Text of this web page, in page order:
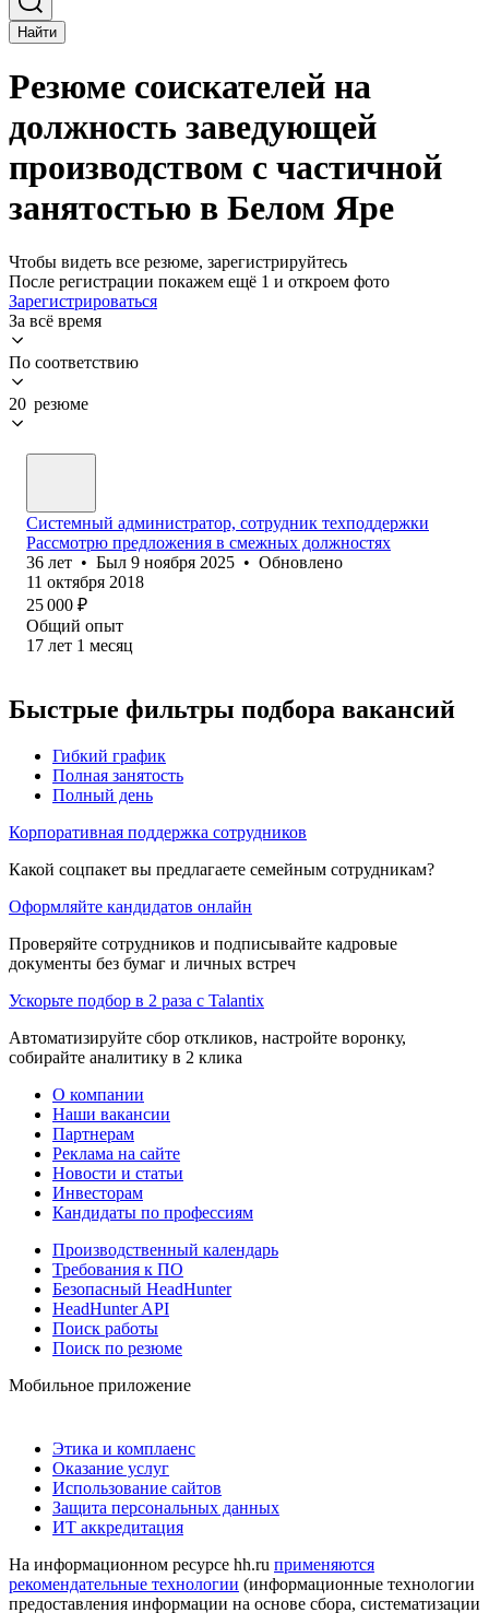
Найти
Резюме соискателей на
должность заведующей
производством с частичной
занятостью в Белом Яре
Чтобы видеть все резюме, зарегистрируйтесь
После регистрации покажем ещё 1 и откроем фото
Зарегистрироваться
За всё время
По соответствию
20 резюме
Системный администратор, сотрудник техподдержки
Рассмотрю предложения в смежных должностях
36 лет • Был 9 ноября 2025 • Обновлено
11 октября 2018
25 000 ₽
Общий опыт
17 лет 1 месяц
Быстрые фильтры подбора вакансий
Гибкий график
Полная занятость
Полный день
Корпоративная поддержка сотрудников
Какой соцпакет вы предлагаете семейным сотрудникам?
Оформляйте кандидатов онлайн
Проверяйте сотрудников и подписывайте кадровые
документы без бумаг и личных встреч
Ускорьте подбор в 2 раза с Talantix
Автоматизируйте сбор откликов, настройте воронку,
собирайте аналитику в 2 клика
О компании
Наши вакансии
Партнерам
Реклама на сайте
Новости и статьи
Инвесторам
Кандидаты по профессиям
Производственный календарь
Требования к ПО
Безопасный HeadHunter
HeadHunter API
Поиск работы
Поиск по резюме
Мобильное приложение
Этика и комплаенс
Оказание услуг
Использование сайтов
Защита персональных данных
ИТ аккредитация
На информационном ресурсе hh.ru применяются
рекомендательные технологии (информационные технологии
предоставления информации на основе сбора, систематизации